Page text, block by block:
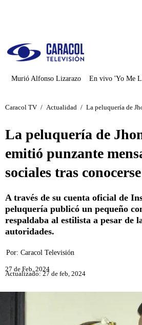
Murió Alfonso Lizarazo En vivo 'Yo Me
Caracol TV / Actualidad / La peluquería de
La peluquería de
emitió punzante
sociales tras
A través de su cuenta oficial de
peluquería publicó un pequeño
respaldaba al estilista a pesar de
autoridades.
Por: Caracol Televisión
27 de Feb, 2024
Actualizado: 27 de feb, 2024